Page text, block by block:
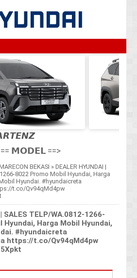
𝗠𝗢𝗗𝗘𝗟 ==>
BEKASI »DEALER HYUNDAI |
8022 Promo Mobil Hyundai, Harga
Hyundai. #hyundaicreta
t.co/Qv94qMd4pw
| SALES TELP/WA.0812-1266-
Hyundai, Harga Mobil Hyundai,
#hyundaicreta
https://t.co/Qv94qMd4pw